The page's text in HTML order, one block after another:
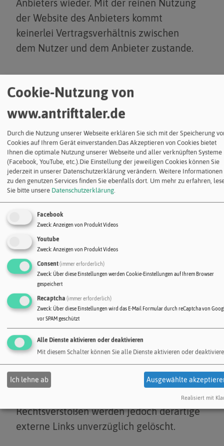
Anbieters wieder. Mit der reinen Nutzung
der Website des Anbieters kommt
keinerlei Vertragsverhältnis zwischen
dem Nutzer und dem Anbieter zustande.
Diese Website enthält Verknüpfungen zu
Websites unterliegen der Haftung der
jeweiligen Betreiber. Der Anbieter hat bei
der erstmaligen Verknüpfung der
externen Links die fremden Inhalte
daraufhin überprüft, ob etwaige
Rechtsverstöße bestehen. Zu dem
Zeitpunkt waren keine Rechtsverstöße
ersichtlich. Der Anbieter hat keinerlei
Einfluss auf die aktuelle und zukünftige
Gestaltung und auf die Inhalte der
verknüpften Seiten. Das Setzen von
externen Links bedeutet nicht, dass sich
der Anbieter die hinter dem Verweis oder
Link liegenden Inhalte zu Eigen macht.
Eine ständige Kontrolle dieser externen
Links ist für den Anbieter ohne konkrete
Hinweise auf Rechtsverstöße nicht
Rechtsverstößen werden jedoch derartige
externe Links unverzüglich gelöscht.
Cookie-Nutzung von
www.antrifttaler.de
Durch die Nutzung unserer Webseite erklären Sie sich mit der Speicherung
Cookies auf Ihrem Gerät einverstanden.Das Akzeptieren von Cookies bietet
Ihnen die optimale Nutzung unserer Webseite und aller verknüpften Systeme
(Facebook, YouTube, etc.).Die Einstellung der jeweiligen Cookies können Sie
jederzeit in unserer Datenschutzerklärung verändern. Weitere Informationen
zu den genutzen Services finden Sie ebenfalls dort. Um mehr zu erfahren,
Sie bitte unsere Datenschutzerklärung.
Facebook
Zweck:Anzeigen von Produkt Videos
Youtube
Zweck:Anzeigen von Produkt Videos
Consent(immer erforderlich)
Zweck:Über diese Einstellungen werden Cookie-Einstellungen auf Ihrem Browser
gespeichert
Recaptcha (immer erforderlich)
Zweck:Über diese Einstellungen wird das E-Mail Formular durch reCaptcha von
vor SPAM geschützt
Alle Dienste aktivieren oder deaktivieren
Mit diesem Schalter können Sie alle Dienste aktivieren oder
Ich lehne ab Ausgewählte
Realisiert mit